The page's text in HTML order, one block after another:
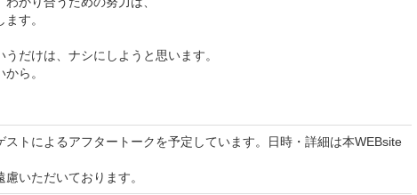
す。
だけは、ナシにしようと思います。
ら。
トによるアフタートークを予定しています。日時・詳細は本WEBsite
いただいております。